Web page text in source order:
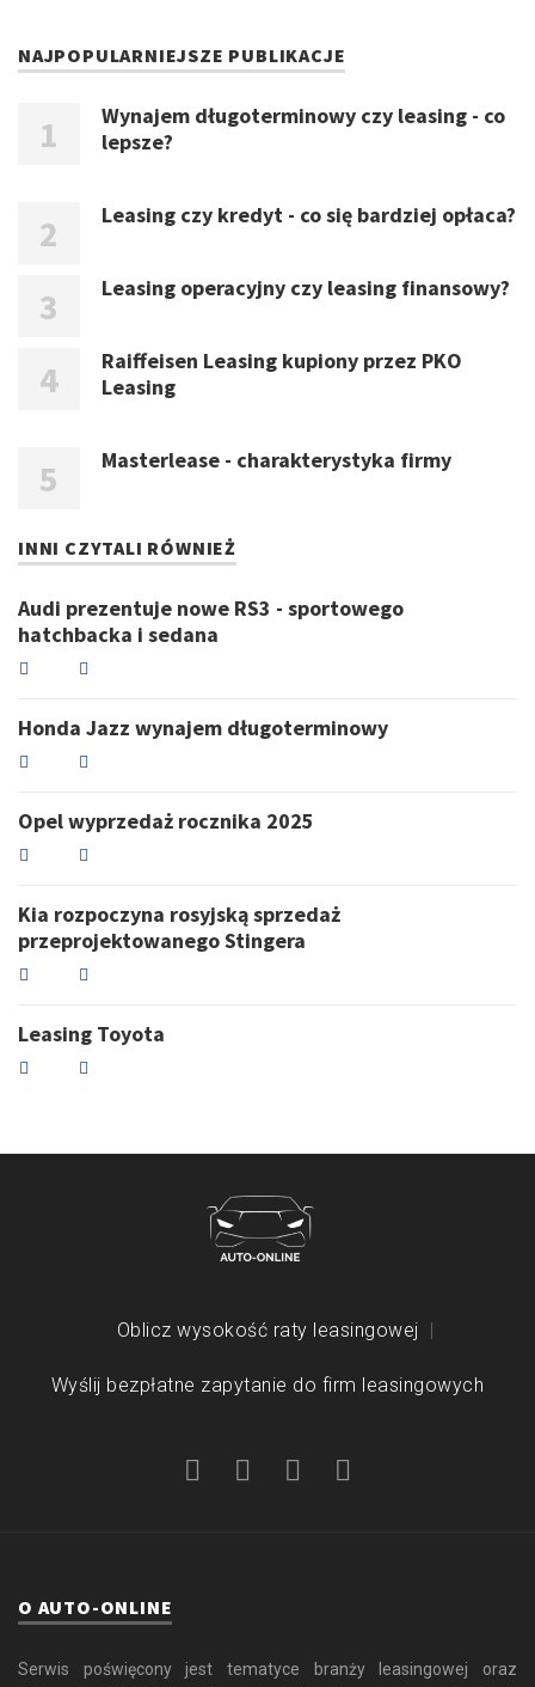
NAJPOPULARNIEJSZE PUBLIKACJE
Wynajem długoterminowy czy leasing - co
lepsze?
Leasing czy kredyt - co się bardziej opłaca?
Leasing operacyjny czy leasing finansowy?
Raiffeisen Leasing kupiony przez PKO
Leasing
Masterlease - charakterystyka firmy
INNI CZYTALI RÓWNIEŻ
Audi prezentuje nowe RS3 - sportowego
hatchbacka i sedana
Honda Jazz wynajem długoterminowy
Opel wyprzedaż rocznika 2025
Kia rozpoczyna rosyjską sprzedaż
przeprojektowanego Stingera
Leasing Toyota
Oblicz wysokość raty leasingowej
Wyślij bezpłatne zapytanie do firm leasingowych
O AUTO-ONLINE
Serwis poświęcony jest tematyce branży leasingowej oraz